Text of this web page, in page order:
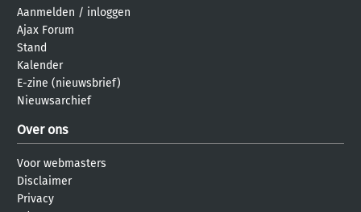
Aanmelden / inloggen
Ajax Forum
Stand
Kalender
E-zine (nieuwsbrief)
Nieuwsarchief
Over ons
Voor webmasters
Disclaimer
Privacy